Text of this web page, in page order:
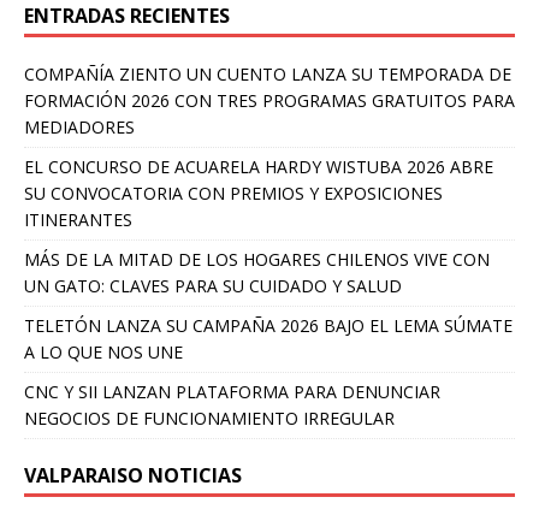
ENTRADAS RECIENTES
COMPAÑÍA ZIENTO UN CUENTO LANZA SU TEMPORADA DE
FORMACIÓN 2026 CON TRES PROGRAMAS GRATUITOS PARA
MEDIADORES
EL CONCURSO DE ACUARELA HARDY WISTUBA 2026 ABRE
SU CONVOCATORIA CON PREMIOS Y EXPOSICIONES
ITINERANTES
MÁS DE LA MITAD DE LOS HOGARES CHILENOS VIVE CON
UN GATO: CLAVES PARA SU CUIDADO Y SALUD
TELETÓN LANZA SU CAMPAÑA 2026 BAJO EL LEMA SÚMATE
A LO QUE NOS UNE
CNC Y SII LANZAN PLATAFORMA PARA DENUNCIAR
NEGOCIOS DE FUNCIONAMIENTO IRREGULAR
VALPARAISO NOTICIAS